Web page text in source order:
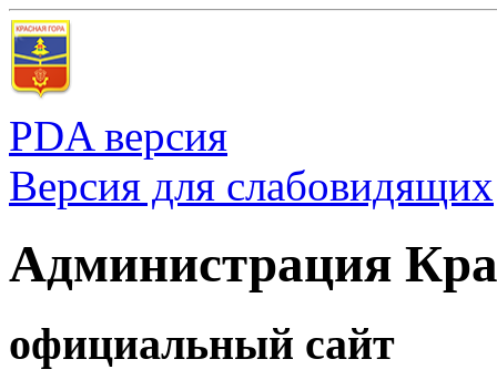
PDA версия
Версия для слабовидящих
Администрация
официальный сайт